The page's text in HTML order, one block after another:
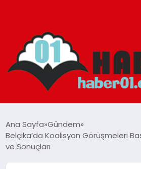
ADANA
Ana Sayfa Gündem
Belçika’da Koalisyon Görüşmeleri
ve Sonuçları